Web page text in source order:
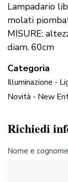
Lampadario
molati
MISURE:
diam. 60cm
Categoria
Illuminazione -
Novità - New
Richiedi
Nome e cognome